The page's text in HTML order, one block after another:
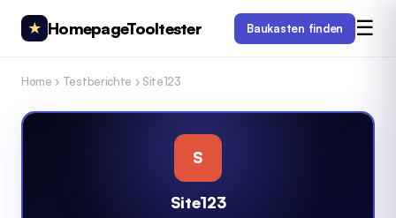
★ HomepageTooltester Baukasten finden ☰
Home › Testberichte › Site123
S
Site123